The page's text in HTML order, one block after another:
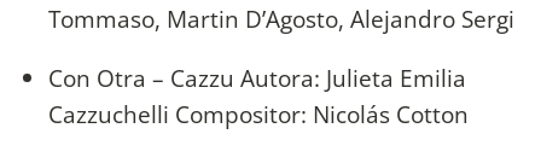
Tommaso, Martin D’Agosto, Alejandro Sergi
Con Otra – Cazzu Autora: Julieta Emilia
Cazzuchelli Compositor: Nicolás Cotton